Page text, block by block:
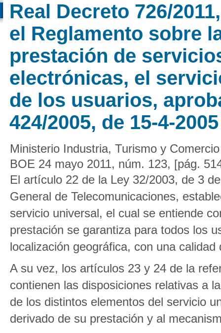
Real Decreto 726/
el Reglamento sobre
prestación de
electrónicas, el
de los usuarios,
424/2005, de 15-4-2005
Ministerio Industria, Turismo y Comercio
BOE 24 mayo 2011, núm. 123, [pág.
El artículo 22 de la Ley 32/2003, de 3
General de Telecomunicaciones,
servicio universal, el cual se entiende
prestación se garantiza para todos los
localización geográfica, con una
A su vez, los artículos 23 y 24 de la
contienen las disposiciones relativas a
de los distintos elementos del servicio
derivado de su prestación y al